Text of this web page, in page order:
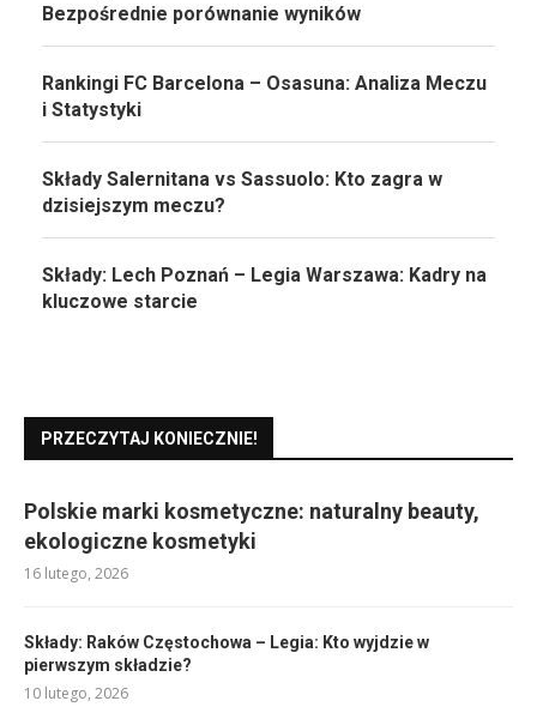
Bezpośrednie porównanie wyników
Rankingi FC Barcelona – Osasuna: Analiza Meczu
i Statystyki
Składy Salernitana vs Sassuolo: Kto zagra w
dzisiejszym meczu?
Składy: Lech Poznań – Legia Warszawa: Kadry na
kluczowe starcie
PRZECZYTAJ KONIECZNIE!
Polskie marki kosmetyczne: naturalny beauty,
ekologiczne kosmetyki
16 lutego, 2026
Składy: Raków Częstochowa – Legia: Kto wyjdzie w
pierwszym składzie?
10 lutego, 2026